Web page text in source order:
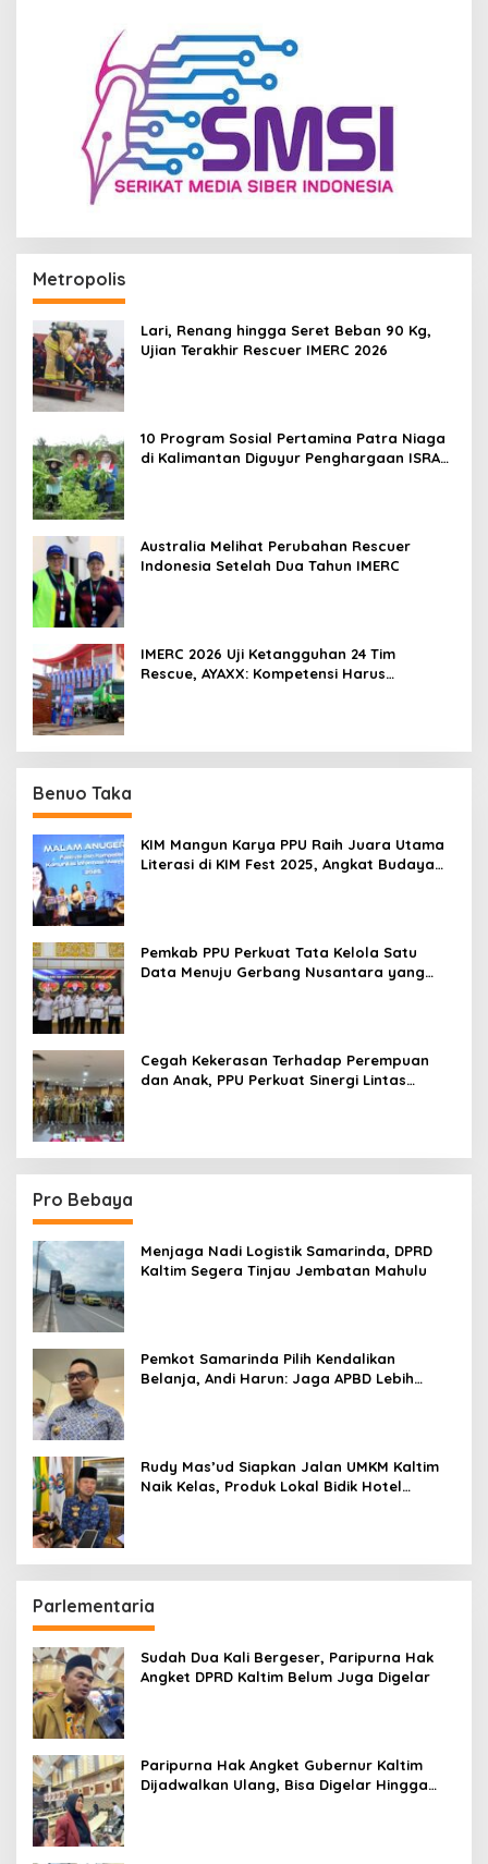
Metropolis
Lari, Renang hingga Seret Beban 90 Kg,
Ujian Terakhir Rescuer IMERC 2026
10 Program Sosial Pertamina Patra Niaga
di Kalimantan Diguyur Penghargaan ISRA
Australia Melihat Perubahan Rescuer
Indonesia Setelah Dua Tahun IMERC
IMERC 2026 Uji Ketangguhan 24 Tim
Rescue, AYAXX: Kompetensi Harus
Benuo Taka
KIM Mangun Karya PPU Raih Juara Utama
Literasi di KIM Fest 2025, Angkat Budaya
Pemkab PPU Perkuat Tata Kelola Satu
Data Menuju Gerbang Nusantara yang
Cegah Kekerasan Terhadap Perempuan
dan Anak, PPU Perkuat Sinergi Lintas
Pro Bebaya
Menjaga Nadi Logistik Samarinda, DPRD
Kaltim Segera Tinjau Jembatan Mahulu
Pemkot Samarinda Pilih Kendalikan
Belanja, Andi Harun: Jaga APBD Lebih
Rudy Mas’ud Siapkan Jalan UMKM Kaltim
Naik Kelas, Produk Lokal Bidik Hotel
Parlementaria
Sudah Dua Kali Bergeser, Paripurna Hak
Angket DPRD Kaltim Belum Juga Digelar
Paripurna Hak Angket Gubernur Kaltim
Dijadwalkan Ulang, Bisa Digelar Hingga